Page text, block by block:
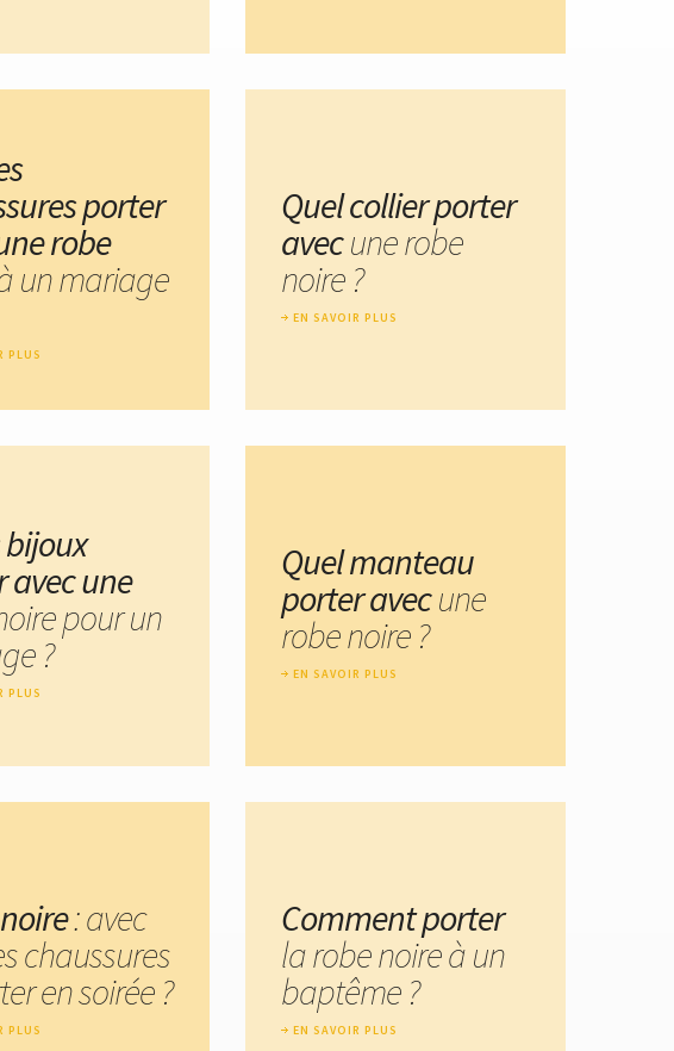
porter
robe
un mariage
PLUS
Quel collier porter
avecune robe
noire ?
EN SAVOIR PLUS
bijoux
avec une
pour un
?
PLUS
Quel manteau
porter avecune
robe noire ?
EN SAVOIR PLUS
: avec
chaussures
en soirée ?
PLUS
Comment porter
la robe noire à un
baptême ?
EN SAVOIR PLUS